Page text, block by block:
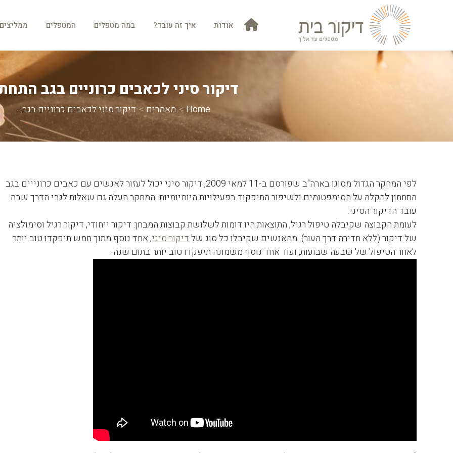
אודות איך זה עובד? במה מטפלים המטפלים ממליצים
דיקור סיני לכאבים כרוניים בגב
You are here:
Home מאמרים דיקור סיני לכאבים כרוניים בגב…
לפי המחקר הגדול מסוגו בארה"ב שפורסם ב-11 למאי 2009, דיקור סיני יכול לעזור לאנשים עם כאבים כרונייים בגב
התחתון להקלה על הסימפטומים ולשיפור התיפקוד בפעילויות היומיומיות. המחקר העלה גם שאלות לגבי הדרך שבה
עובד הדיקור הסיני.
לעומת הקבוצה שקיבלה טיפול רגיל, התוצאות היו דומות לשלושת קבוצות המבחן: דיקור ייחודי, דיקור רגיל וסימולציה
של דיקור (ללא חדירה דרך העור). מהאנשים שקיבלו כל סוג שלדיקור סיני, אחד נוסף מתוך חמש תיפקדו טוב יותר
לאחר הטיפול של שבעה שבועות, ועוד אחד נוסף משמונה תיפקדו טוב יותר בתום שנה.
איך זה עובד? במה מטפלים המטפלים ממליצים